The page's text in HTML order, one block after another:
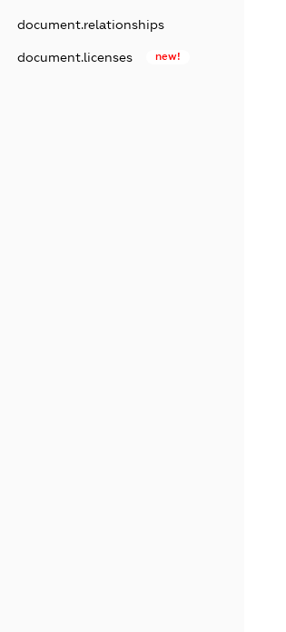
document.relationships
document.licenses new!